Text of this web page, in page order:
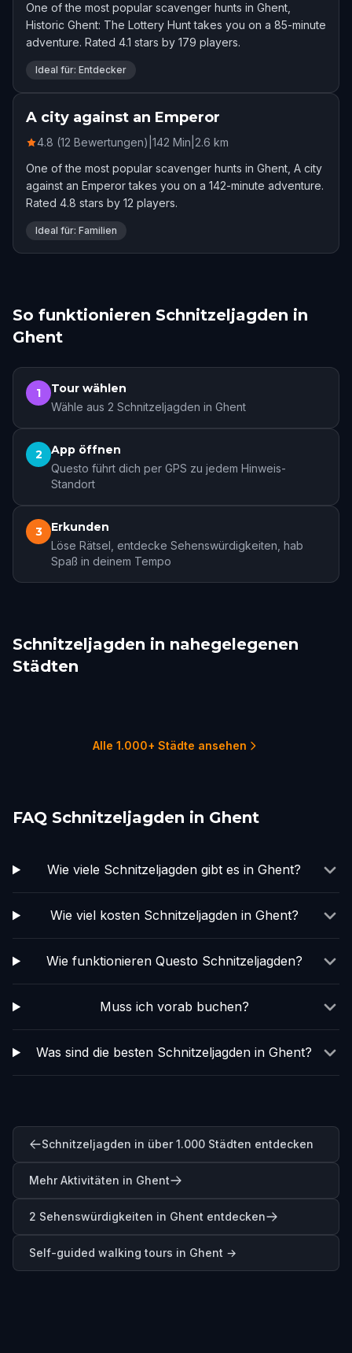
One of the most popular scavenger hunts in Ghent,
Historic Ghent: The Lottery Hunt takes you on a 85-minute
adventure. Rated 4.1 stars by 179 players.
Ideal für: Entdecker
A city against an Emperor
4.8 (12 Bewertungen) 142 Min 2.6 km
One of the most popular scavenger hunts in Ghent, A city
against an Emperor takes you on a 142-minute adventure.
Rated 4.8 stars by 12 players.
Ideal für: Familien
So funktionieren Schnitzeljagden in
Ghent
1 Tour wählen
Wähle aus 2 Schnitzeljagden in Ghent
2 App öffnen
Questo führt dich per GPS zu jedem Hinweis-
Standort
3 Erkunden
Löse Rätsel, entdecke Sehenswürdigkeiten, hab
Spaß in deinem Tempo
Schnitzeljagden in nahegelegenen
Städten
Alle 1.000+ Städte ansehen
FAQ Schnitzeljagden in Ghent
Wie viele Schnitzeljagden gibt es in Ghent?
Wie viel kosten Schnitzeljagden in Ghent?
Wie funktionieren Questo Schnitzeljagden?
Muss ich vorab buchen?
Was sind die besten Schnitzeljagden in Ghent?
Schnitzeljagden in über 1.000 Städten entdecken
Mehr Aktivitäten in Ghent
2 Sehenswürdigkeiten in Ghent entdecken
Self-guided walking tours in Ghent →